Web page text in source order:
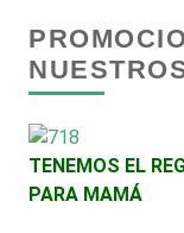
Centros
Centros
TENEMOS EL
PARA MAMÁ